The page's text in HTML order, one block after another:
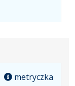
metryczka